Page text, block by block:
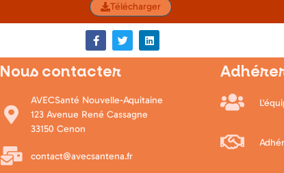
Télécharger
Nous contacter
AVECSanté Nouvelle-Aquitaine
123 Avenue René Cassagne
33150 Cenon
contact@avecsantena.fr